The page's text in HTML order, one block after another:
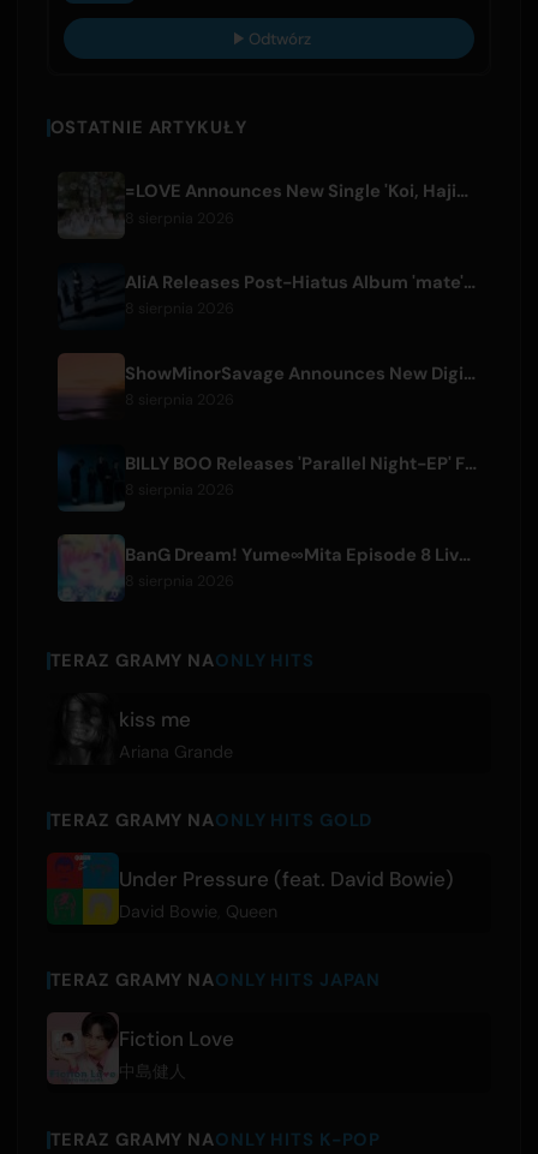
Odtwórz
OSTATNIE ARTYKUŁY
=LOVE Announces New Single 'Koi, Hajimemashita.' and Tokyo Dome Concerts
AliA Releases Post-Hiatus Album 'mate', Announces Tokyo Live
ShowMinorSavage Announces New Digital Single 'Gradation'
BILLY BOO Releases 'Parallel Night-EP' Featuring TV Drama Theme Song
BanG Dream! Yume∞Mita Episode 8 Live Clip Released
TERAZ GRAMY NAONLY HITS
kiss me
Ariana Grande
TERAZ GRAMY NAONLY HITS GOLD
Under Pressure (feat. David Bowie)
David Bowie Queen
TERAZ GRAMY NAONLY HITS JAPAN
Fiction Love
中島健人
TERAZ GRAMY NAONLY HITS K-POP